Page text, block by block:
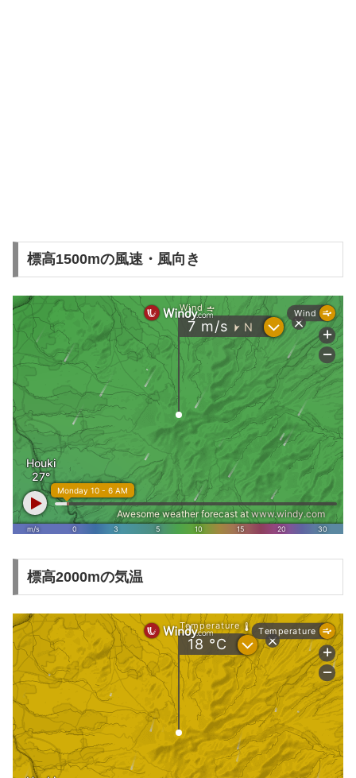
標高1500mの風速・風向き
標高2000mの気温